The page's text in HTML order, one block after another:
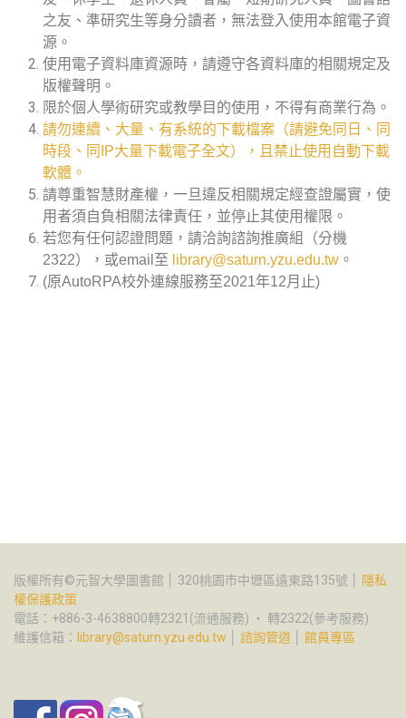
之友、準研究生等身分讀者，無法登入使用本館電子資
源。
使用電子資料庫資源時，請遵守各資料庫的相關規定及
版權聲明。
限於個人學術研究或教學目的使用，不得有商業行為。
請勿連續、大量、有系統的下載檔案（請避免同日、同
時段、同IP大量下載電子全文），且禁止使用自動下載
軟體。
請尊重智慧財產權，一旦違反相關規定經查證屬實，使
用者須自負相關法律責任，並停止其使用權限。
若您有任何認證問題，請洽詢諮詢推廣組（分機
2322），或email至 library@saturn.yzu.edu.tw 。
(原AutoRPA校外連線服務至2021年12月止)
版權所有©元智大學圖書館 │ 320桃園市中壢區遠東路135號 │
隱私
權保護政策
電話：+886-3-4638800轉2321(流通服務) ‧ 轉2322(參考服務)
維護信箱： library@saturn.yzu.edu.tw 諮詢管道 館員專區